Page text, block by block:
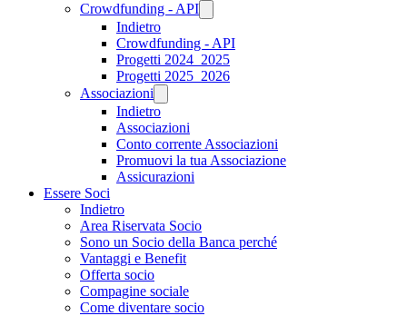
Crowdfunding - API
Indietro
Crowdfunding - API
Progetti 2024_2025
Progetti 2025_2026
Associazioni
Indietro
Associazioni
Conto corrente Associazioni
Promuovi la tua Associazione
Assicurazioni
Essere Soci
Indietro
Area Riservata Socio
Sono un Socio della Banca perché
Vantaggi e Benefit
Offerta socio
Compagine sociale
Come diventare socio